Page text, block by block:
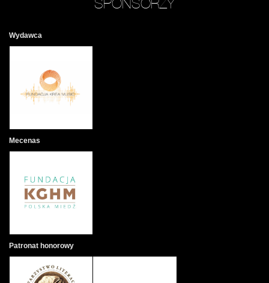
Wydawca
Mecenas
Patronat honorowy